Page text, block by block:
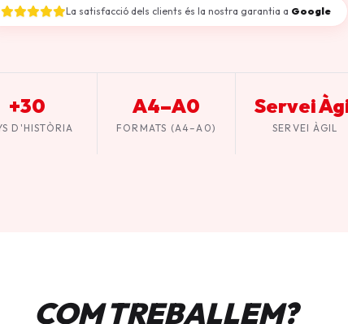
La satisfacció dels clients és la nostra garantia a Google
+30
D'HISTÒRIA
A4–A0
FORMATS (A4–A0)
Servei
SERVEI ÀGIL
COM TREBALLEM?